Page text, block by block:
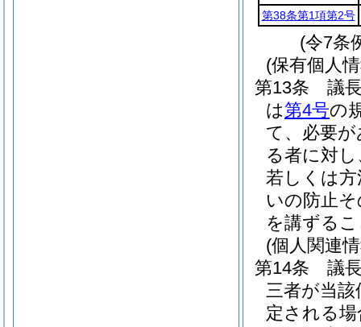
第38条第1項第2号
(令7条
(保有個人
第13条
議
は第4号の
て、必要
る者に対
若しくは
いの防止
を講ずる
(個人関連
第14条
議
三者が当
定される